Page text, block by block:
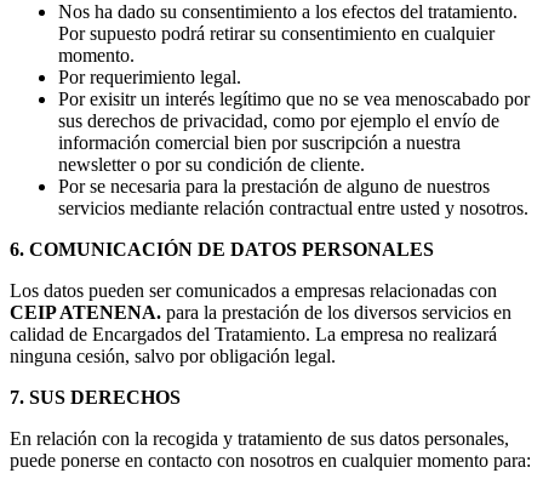
Nos ha dado su consentimiento a los efectos del tratamiento.
Por supuesto podrá retirar su consentimiento en cualquier
momento.
Por requerimiento legal.
Por exisitr un interés legítimo que no se vea menoscabado por
sus derechos de privacidad, como por ejemplo el envío de
información comercial bien por suscripción a nuestra
newsletter o por su condición de cliente.
Por se necesaria para la prestación de alguno de nuestros
servicios mediante relación contractual entre usted y nosotros.
6. COMUNICACIÓN DE DATOS PERSONALES
Los datos pueden ser comunicados a empresas relacionadas con
CEIP ATENENA. para la prestación de los diversos servicios en
calidad de Encargados del Tratamiento. La empresa no realizará
ninguna cesión, salvo por obligación legal.
7. SUS DERECHOS
En relación con la recogida y tratamiento de sus datos personales,
puede ponerse en contacto con nosotros en cualquier momento para: